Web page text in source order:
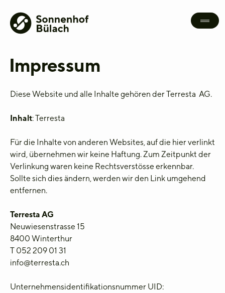
Impressum
Diese Website und alle Inhalte gehören der Terresta AG.
Inhalt: Terresta
Für die Inhalte von anderen Websites, auf die hier verlinkt
wird, übernehmen wir keine Haftung. Zum Zeitpunkt der
Verlinkung waren keine Rechtsverstösse erkennbar.
Sollte sich dies ändern, werden wir den Link umgehend
entfernen.
Terresta AG
Neuwiesenstrasse 15
8400 Winterthur
T 052 209 01 31
info@terresta.ch
Unternehmensidentifikationsnummer UID: